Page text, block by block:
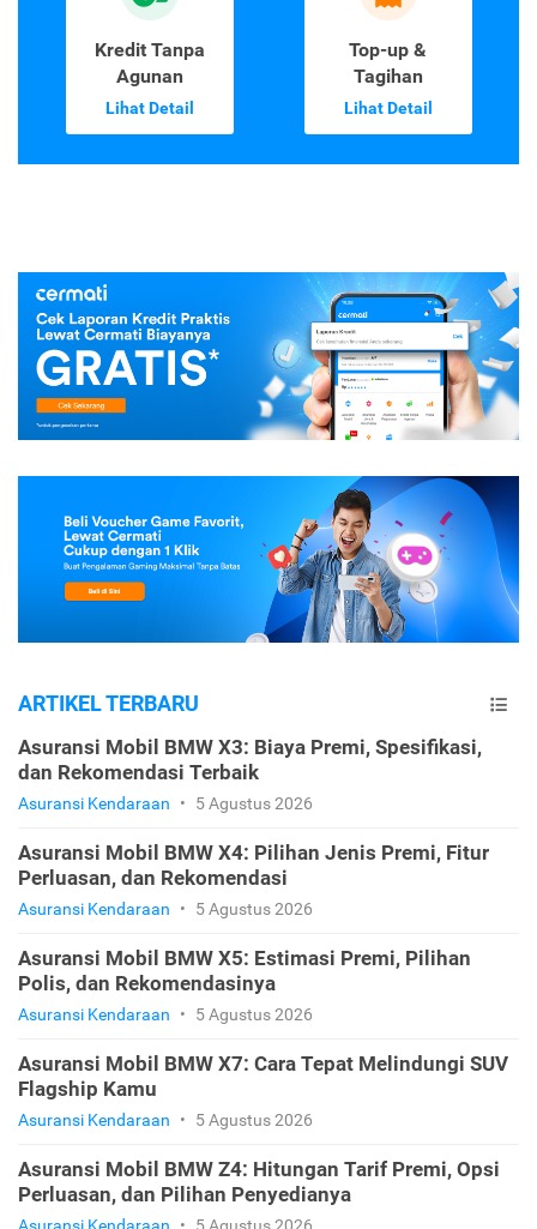
Kredit Tanpa
Agunan
Lihat Detail
Top-up &
Tagihan
Lihat Detail
ARTIKEL TERBARU
Asuransi Mobil BMW X3: Biaya Premi, Spesifikasi,
dan Rekomendasi Terbaik
Asuransi Kendaraan • 5 Agustus 2026
Asuransi Mobil BMW X4: Pilihan Jenis Premi, Fitur
Perluasan, dan Rekomendasi
Asuransi Kendaraan • 5 Agustus 2026
Asuransi Mobil BMW X5: Estimasi Premi, Pilihan
Polis, dan Rekomendasinya
Asuransi Kendaraan • 5 Agustus 2026
Asuransi Mobil BMW X7: Cara Tepat Melindungi SUV
Flagship Kamu
Asuransi Kendaraan • 5 Agustus 2026
Asuransi Mobil BMW Z4: Hitungan Tarif Premi, Opsi
Perluasan, dan Pilihan Penyedianya
Asuransi Kendaraan • 5 Agustus 2026